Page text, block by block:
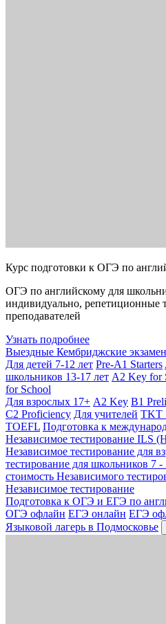
Курс подготовки к ОГЭ по
ОГЭ по английскому для
индивидуально, репетиционные
преподавателей
Узнать подробнее
Выездные Кембриджские
Для детей 7-12 лет Pre-A1 Starters
школьников 13-17 лет A2 Key for
for School
Для взрослых 17+ A2 Key B1
C2 Proficiency Для учителей TKT
TOEFL Подготовка к
Независимое тестирование ILS
Независимое тестирование для
тестирование для школьников 7 -
стоимость Независимого
Независимое тестирование
Подготовка к ОГЭ и ЕГЭ по
ОГЭ офлайн ЕГЭ онлайн ЕГЭ
Языковой лагерь в Подмосковье